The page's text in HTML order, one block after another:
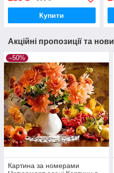
золотою фарбою GS1083
Купити
Акційні пропозиції та
–50%
Картина за номерами